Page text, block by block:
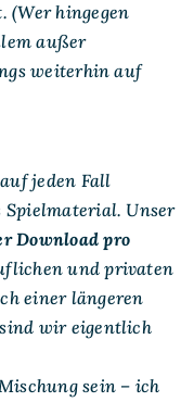
(Wer hingegen
außer
weiterhin auf
jeden Fall
Spielmaterial. Unser
Download pro
und privaten
einer längeren
wir eigentlich
sein – ich